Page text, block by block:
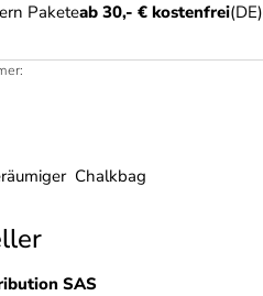
Paketeab 30,- € kostenfrei(DE)
Chalkbag
SAS